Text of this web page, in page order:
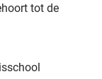
tot de